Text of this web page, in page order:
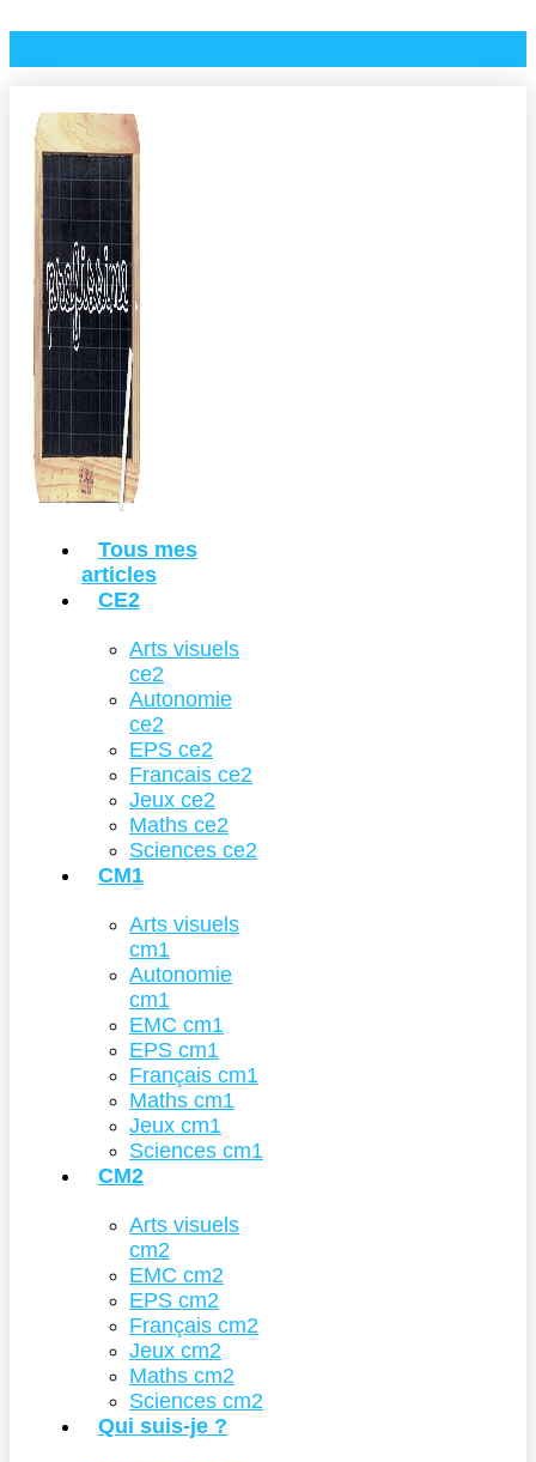
Tous mes
articles
CE2
Arts visuels
ce2
Autonomie
ce2
EPS ce2
Francais ce2
Jeux ce2
Maths ce2
Sciences ce2
CM1
Arts visuels
cm1
Autonomie
cm1
EMC cm1
EPS cm1
Français cm1
Maths cm1
Jeux cm1
Sciences cm1
CM2
Arts visuels
cm2
EMC cm2
EPS cm2
Français cm2
Jeux cm2
Maths cm2
Sciences cm2
Qui suis-je ?